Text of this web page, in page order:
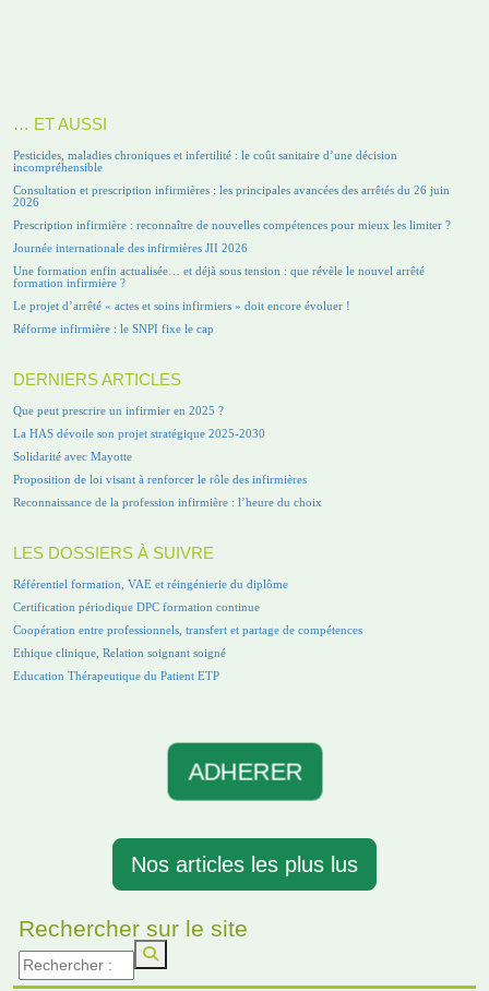
… ET AUSSI
Pesticides, maladies chroniques et infertilité : le coût sanitaire d’une décision
incompréhensible
Consultation et prescription infirmières : les principales avancées des arrêtés du 26 juin
2026
Prescription infirmière : reconnaître de nouvelles compétences pour mieux les limiter ?
Journée internationale des infirmières JII 2026
Une formation enfin actualisée… et déjà sous tension : que révèle le nouvel arrêté
formation infirmière ?
Le projet d’arrêté « actes et soins infirmiers » doit encore évoluer !
Réforme infirmière : le SNPI fixe le cap
DERNIERS ARTICLES
Que peut prescrire un infirmier en 2025 ?
La HAS dévoile son projet stratégique 2025-2030
Solidarité avec Mayotte
Proposition de loi visant à renforcer le rôle des infirmières
Reconnaissance de la profession infirmière : l’heure du choix
LES DOSSIERS À SUIVRE
Référentiel formation, VAE et réingénierie du diplôme
Certification périodique DPC formation continue
Coopération entre professionnels, transfert et partage de compétences
Ethique clinique, Relation soignant soigné
Education Thérapeutique du Patient ETP
ADHERER
Nos articles les plus lus
Rechercher sur le site